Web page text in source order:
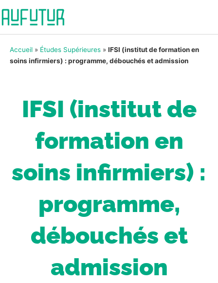
Accueil » Études Supérieures » IFSI (institut de formation en
soins infirmiers) : programme, débouchés et admission
IFSI (institut de
formation en
soins infirmiers) :
programme,
débouchés et
admission